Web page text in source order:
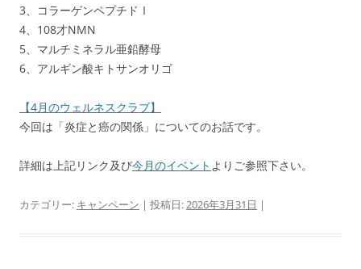
3、コラーゲンペプチドⅠ
4、108才NMN
5、マルチミネラル亜鉛酵母
6、アルギン酸キトサンオリゴ
【4月のウェルネスクラブ】
今回は「炎症と癌の関係」についてのお話です。
詳細は上記リンク及び今月のイベント よりご参照下さい。
カテゴリー: キャンペーン | 投稿日:2026年3月31日 |